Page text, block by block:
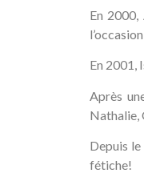
En 2000,
En 2001,
Après
Nathalie,
Depuis le
fétiche!